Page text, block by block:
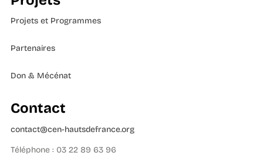
Projets et Programmes
Partenaires
Don & Mécénat
Contact
contact@cen-hautsdefrance.org
Téléphone : 03 22 89 63 96